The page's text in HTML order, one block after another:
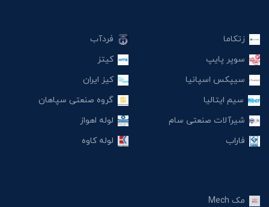
زتکاما
سوپر پایپ
سیپکس اسپانیا
سیم ایتالیا
شیرآلات صنعتی سام
فاراب
فردآب
کیتز
کیز ایران
گروه صنعتی سپاهان
لوله اهواز
لوله کاوه
مک Mech